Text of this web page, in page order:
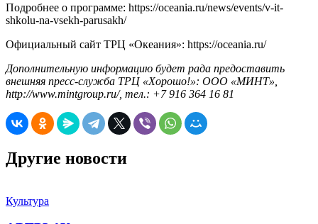
Подробнее о программе: https://oceania.ru/news/events/v-it-
shkolu-na-vsekh-parusakh/
Официальный сайт ТРЦ «Океания»: https://oceania.ru/
Дополнительную информацию будет рада предоставить
внешняя пресс-служба ТРЦ «Хорошо!»: ООО «МИНТ»,
http://www.mintgroup.ru/, тел.: +7 916 364 16 81
Другие новости
Культура